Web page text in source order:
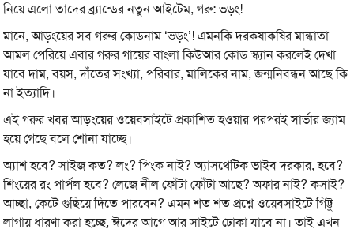
নিয়ে এলো তাদের ব্র্যান্ডের নতুন আইটেম, গরু: ভড়ং!
মানে, আড়ংয়ের সব গরুর কোডনাম ‘ভড়ং’! এমনকি দরকষাকষির মান্ধাতা
আমল পেরিয়ে এবার গরুর গায়ের বাংলা কিউআর কোড স্ক্যান করলেই দেখা
যাবে দাম, বয়স, দাঁতের সংখ্যা, পরিবার, মালিকের নাম, জন্মনিবন্ধন আছে কি
না ইত্যাদি।
এই গরুর খবর আড়ংয়ের ওয়েবসাইটে প্রকাশিত হওয়ার পরপরই সার্ভার জ্যাম
হয়ে গেছে বলে শোনা যাচ্ছে।
অ্যাশ হবে? সাইজ কত? লং? পিংক নাই? অ্যাসথেটিক ভাইব দরকার, হবে?
শিংয়ের রং পার্পল হবে? লেজে নীল ফোঁটা ফোঁটা আছে? অফার নাই? কসাই?
আচ্ছা, কেটে গুছিয়ে দিতে পারবেন? এমন শত শত প্রশ্নে ওয়েবসাইটে গিট্টু
লাগায় ধারণা করা হচ্ছে, ঈদের আগে আর সাইটে ঢোকা যাবে না। তাই এখন